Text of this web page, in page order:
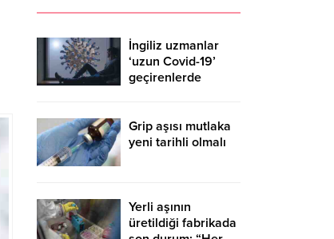
İngiliz uzmanlar
‘uzun Covid-19’
geçirenlerde
çekti
Grip aşısı mutlaka
yeni tarihli olmalı
Yerli aşının
üretildiği fabrikada